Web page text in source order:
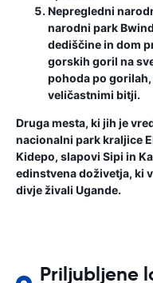
Nepregledni
narodni park
dediščine in dom
gorskih goril na
pohoda po
veličastnimi bitji.
Druga mesta, ki jih je
nacionalni park kraljice
Kidepo, slapovi Sipi in
edinstvena doživetja, ki
divje živali Ugande.
Priljubljene